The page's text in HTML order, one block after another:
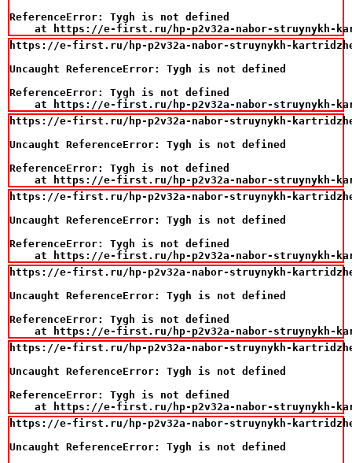
ReferenceError: Tygh is not defined
at https://e-first.ru/hp-p2v32a-nabor-struynykh-
https://e-first.ru/hp-p2v32a-nabor-struynykh-
Uncaught ReferenceError: Tygh is not defined
ReferenceError: Tygh is not defined
at https://e-first.ru/hp-p2v32a-nabor-struynykh-
https://e-first.ru/hp-p2v32a-nabor-struynykh-
Uncaught ReferenceError: Tygh is not defined
ReferenceError: Tygh is not defined
at https://e-first.ru/hp-p2v32a-nabor-struynykh-
https://e-first.ru/hp-p2v32a-nabor-struynykh-
Uncaught ReferenceError: Tygh is not defined
ReferenceError: Tygh is not defined
at https://e-first.ru/hp-p2v32a-nabor-struynykh-
https://e-first.ru/hp-p2v32a-nabor-struynykh-
Uncaught ReferenceError: Tygh is not defined
ReferenceError: Tygh is not defined
at https://e-first.ru/hp-p2v32a-nabor-struynykh-
https://e-first.ru/hp-p2v32a-nabor-struynykh-
Uncaught ReferenceError: Tygh is not defined
ReferenceError: Tygh is not defined
at https://e-first.ru/hp-p2v32a-nabor-struynykh-
https://e-first.ru/hp-p2v32a-nabor-struynykh-
Uncaught ReferenceError: Tygh is not defined